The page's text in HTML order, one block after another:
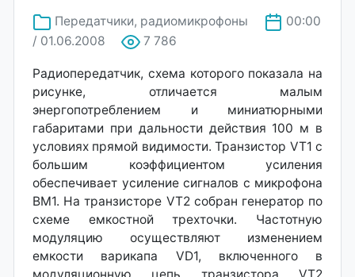
Передатчики, радиомикрофоны
00:00
/ 01.06.2008
7 786
Радиопередатчик, схема которого показала на
рисунке, отличается малым
энергопотреблением и миниатюрными
габаритами при дальности действия 100 м в
условиях прямой видимости. Транзистор VT1 с
большим коэффициентом усиления
обеспечивает усиление сигналов с микрофона
ВМ1. На транзисторе VT2 собран генератор по
схеме емкостной трехточки. Частотную
модуляцию осуществляют изменением
емкости варикапа VD1, включенного в
модуляционную цепь транзистора VT2